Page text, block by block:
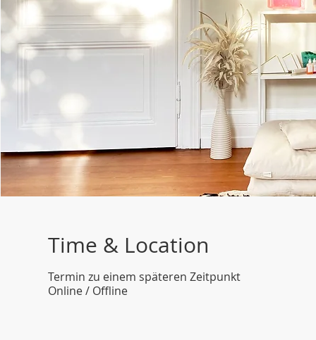
Time & Location
Termin zu einem späteren Zeitpunkt
Online / Offline